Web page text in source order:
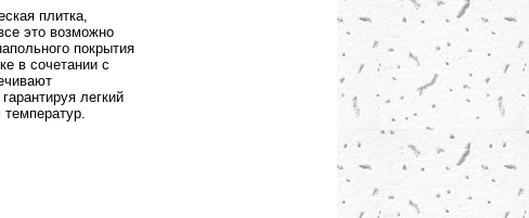
плитка,
это возможно
покрытия
в сочетании с
легкий